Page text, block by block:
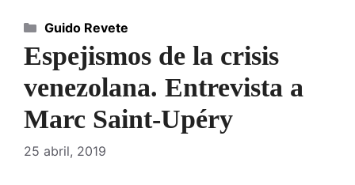
Espejismos de la crisis
venezolana. Entrevista a
Marc Saint-Upéry
25 abril, 2019
Categorías
Guido Revete